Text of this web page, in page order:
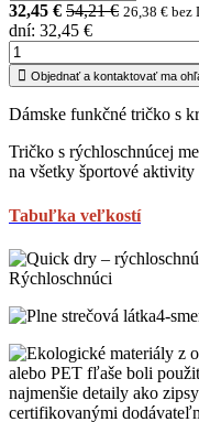
32,45 € 54,21 € 26,38 € bez
dní: 32,45 €
Objednať a kontaktovať ma
Dámske funkčné tričko s
Tričko s rýchloschnúcej
na všetky športové aktivity
Tabuľka veľkostí
Rýchloschnúci
4-